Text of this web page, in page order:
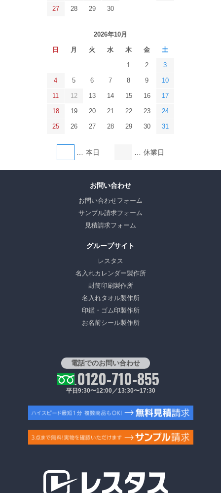
27 28 29 30
2026年10月
日 月 火 水 木 金 土
1 2 3
4 5 6 7 8 9 10
11 12 13 14 15 16 17
18 19 20 21 22 23 24
25 26 27 28 29 30 31
本日 休業日
お問い合わせ
お問い合わせフォーム
サンプル請求フォーム
見積請求フォーム
グループサイト
レスタス
名入れカレンダー製作所
封筒印刷製作所
名入れタオル製作所
印鑑・ゴム印製作所
お名前シール製作所
電話でのお問い合わせ
0120-710-855
平日9:30〜12:00／13:30〜17:30